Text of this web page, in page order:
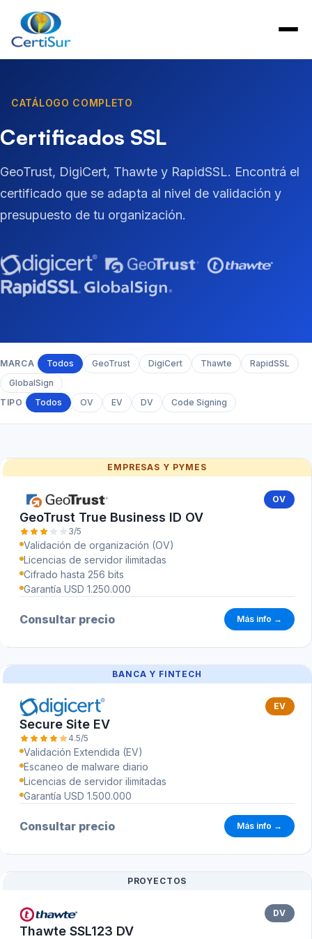
CATÁLOGO COMPLETO
Certificados SSL
GeoTrust, DigiCert, Thawte y RapidSSL. Encontrá el
certificado que se adapta al nivel de validación y
presupuesto de tu organización.
MARCA Todos GeoTrust DigiCert Thawte
RapidSSL
GlobalSign
TIPO
Todos OV EV DV Code Signing
EMPRESAS Y PYMES
OV
GeoTrust True Business ID OV
3/5
Validación de organización (OV)
Licencias de servidor ilimitadas
Cifrado hasta 256 bits
Garantía USD 1.250.000
Consultar precio Más info →
BANCA Y FINTECH
EV
Secure Site EV
4.5/5
Validación Extendida (EV)
Escaneo de malware diario
Licencias de servidor ilimitadas
Garantía USD 1.500.000
Consultar precio Más info →
PROYECTOS
DV
Thawte SSL123 DV